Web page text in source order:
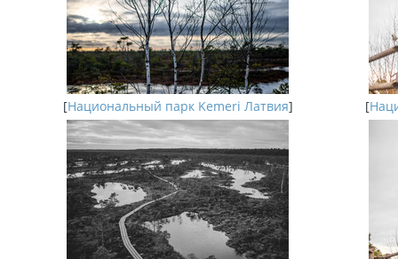
[Национальный парк Kemeri Латвия] [